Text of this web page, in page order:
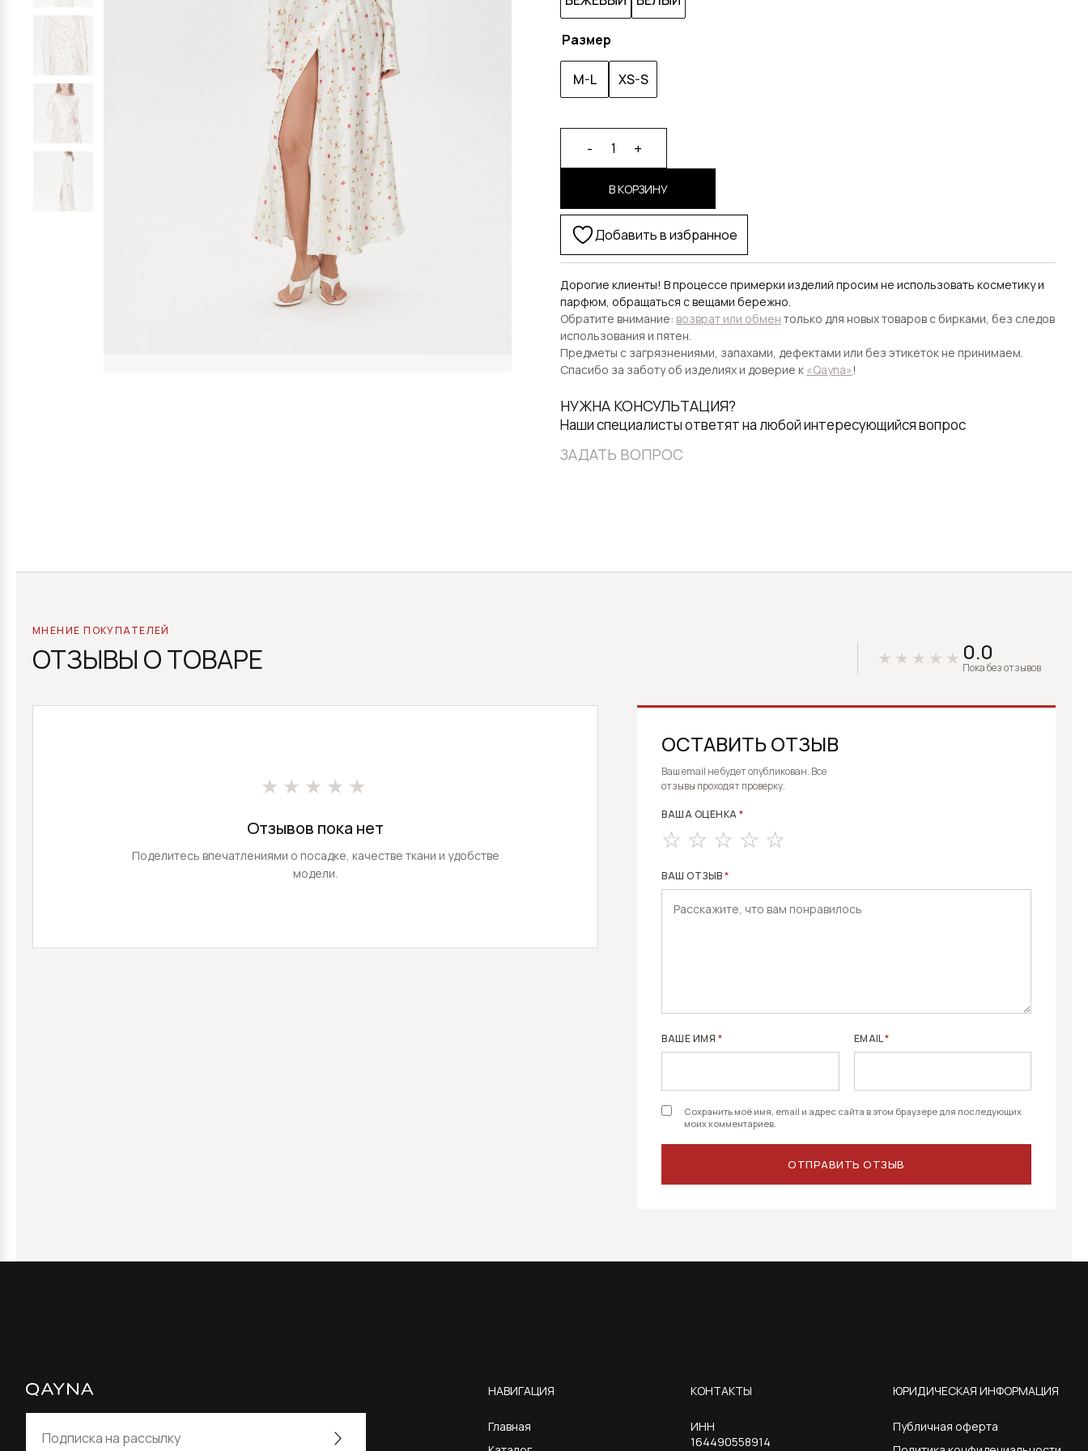
Размер
M-L XS-S
- 1 +
В КОРЗИНУ
Добавить в избранное
Дорогие клиенты! В процессе примерки изделий просим не использовать косметику и
парфюм, обращаться с вещами бережно.
Обратите внимание: возврат или обмен только для новых товаров с бирками, без следов
использования и пятен.
Предметы с загрязнениями, запахами, дефектами или без этикеток не принимаем.
Спасибо за заботу об изделиях и доверие к «Qayna» !
НУЖНА КОНСУЛЬТАЦИЯ?
Наши специалисты ответят на любой интересующийся вопрос
ЗАДАТЬ ВОПРОС
МНЕНИЕ ПОКУПАТЕЛЕЙ
ОТЗЫВЫ О ТОВАРЕ 0.0
Пока без отзывов
★★★★★
Отзывов пока нет
Поделитесь впечатлениями о посадке, качестве ткани и удобстве
модели.
ОСТАВИТЬ ОТЗЫВ
Ваш email не будет опубликован. Все
отзывы проходят проверку.
ВАША ОЦЕНКА*
ВАШ ОТЗЫВ*
ВАШЕ ИМЯ * EMAIL*
Сохранить моё имя, email и адрес сайта в этом браузере для последующих
моих комментариев.
ALTERNATIVE:
НАВИГАЦИЯ
Главная
КОНТАКТЫ
ИНН
164490558914
ЮРИДИЧЕСКАЯ ИНФОРМАЦИЯ
Публичная оферта